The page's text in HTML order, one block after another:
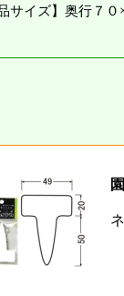
品サイズ】奥行７
ネ